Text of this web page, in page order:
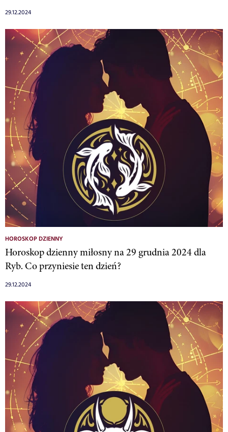
29.12.2024
HOROSKOP DZIENNY
Horoskop dzienny miłosny na 29 grudnia 2024 dla
Ryb. Co przyniesie ten dzień?
29.12.2024